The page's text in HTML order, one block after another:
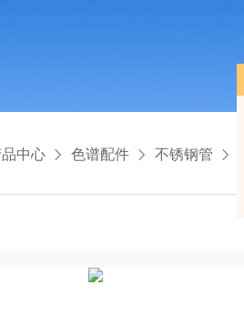
中心 色谱配件 不锈钢管